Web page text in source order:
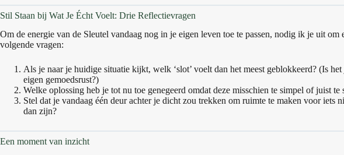
Stil Staan bij Wat Je Écht Voelt: Drie Reflectievragen
Om de energie van de Sleutel vandaag nog in je eigen leven toe te passen, nodig ik je uit om
volgende vragen:
Als je naar je huidige situatie kijkt, welk ‘slot’ voelt dan het meest geblokkeerd? (Is
eigen gemoedsrust?)
Welke oplossing heb je tot nu toe genegeerd omdat deze misschien te simpel of juist te
Stel dat je vandaag één deur achter je dicht zou trekken om ruimte te maken voor iets
dan zijn?
Een moment van inzicht